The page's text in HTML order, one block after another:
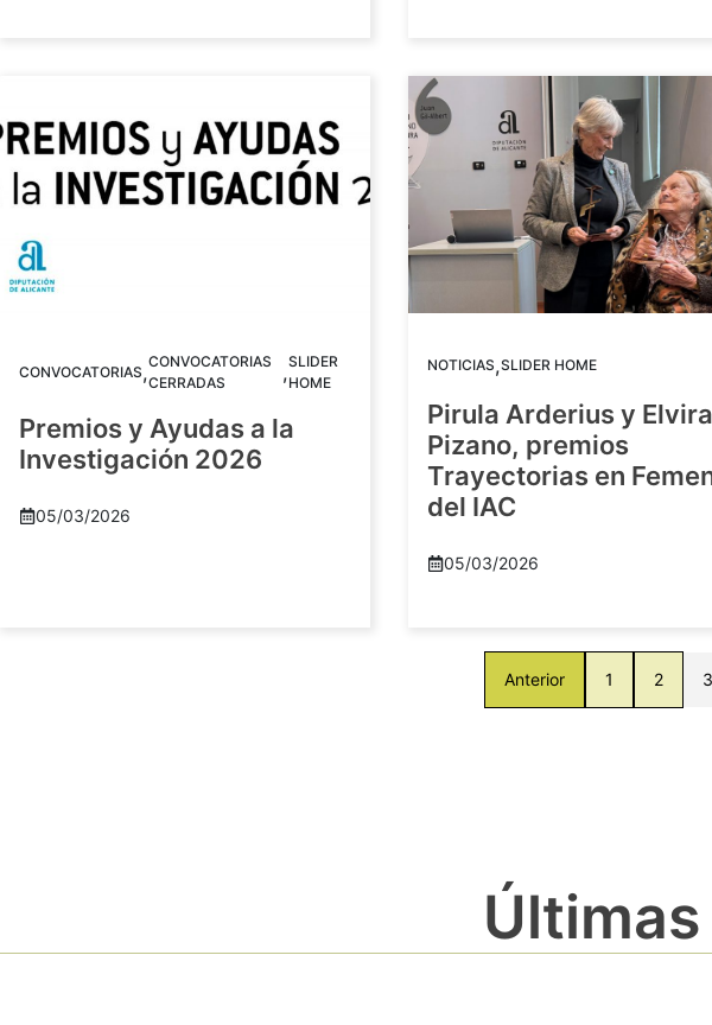
CONVOCATORIAS,CONVOCATORIAS
CERRADAS
,SLIDER
HOME
Premios y Ayudas a la
Investigación 2026
05/03/2026
NOTICIAS,SLIDER HOME
Pirula Arderius y Elvira
Pizano, premios
Trayectorias en
del IAC
05/03/2026
Anterior 1 2 3